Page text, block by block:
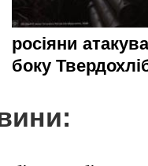
росіяни
боку